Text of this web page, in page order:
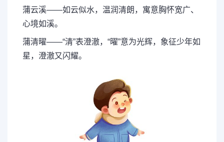
蒲云溪——如云似水，温润清朗，寓意胸怀宽广、
心境如溪。
蒲清曜——“清”表澄澈，“曜”意为光辉，象征少年如
星，澄澈又闪耀。